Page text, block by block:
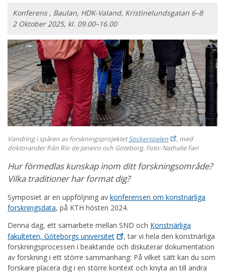
Konferens , Baulan, HDK-Valand, Kristinelundsgatan 6–8
2 Oktober 2025, kl. 09.00–16.00
Vandring i spåren av forskningsprojektetSockerspelen
, med
doktorander från Rio de Janeiro och Göteborg. Foto: Nathalie Fari
Hur förmedlas kunskap inom ditt forskningsområde?
Vilka traditioner har format dig?
Symposiet är en uppföljning av konferensen om konstnärliga
forskningsdata, på KTH hösten 2024.
Denna dag, ett samarbete mellan SND och Konstnärliga
fakulteten, Göteborgs universitet
, tar vi hela den konstnärliga
forskningsprocessen i beaktande och diskuterar dokumentation
av forskning i ett större sammanhang: På vilket sätt kan du som
forskare placera dig i en större kontext och knyta an till andra